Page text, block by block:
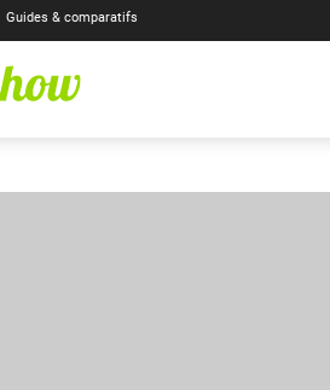
Guides & comparatifs